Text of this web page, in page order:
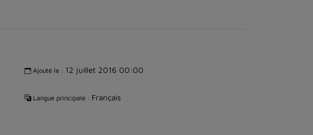
Ajouté le : 12 juillet 2016 00:00
Langue principale : Français